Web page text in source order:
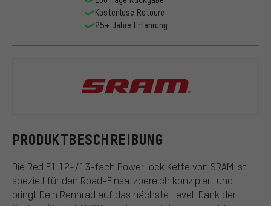
PRODUKTBESCHREIBUNG
Die Red E1 12-/13-fach PowerLock Kette von SRAM ist
speziell für den Road-Einsatzbereich konzipiert und
bringt Dein Rennrad auf das nächste Level. Dank der
Kostenlose Retoure
25+ Jahre Erfahrung
SRAM